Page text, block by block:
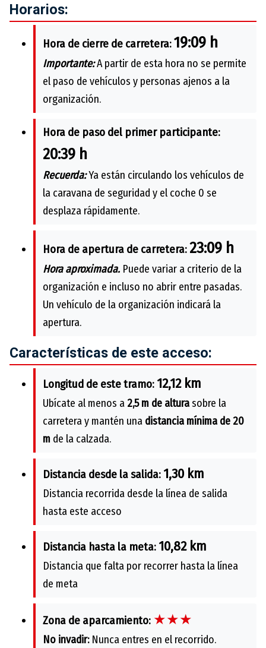
Horarios:
Hora de cierre de carretera:19:09 h
Importante:A partir de esta hora no se permite
el paso de vehículos y personas ajenos a la
organización.
Hora de paso del primer participante:
20:39 h
Recuerda:Ya están circulando los vehículos de
la caravana de seguridad y el coche 0 se
desplaza rápidamente.
Hora de apertura de carretera:23:09 h
Hora aproximada. Puede variar a criterio de la
organización e incluso no abrir entre pasadas.
Un vehículo de la organización indicará la
apertura.
Características de este acceso:
Longitud de este tramo: 12,12 km
Ubícate al menos a2,5 m de alturasobre la
carretera y mantén una distancia mínima de 20
m de la calzada.
Distancia desde la salida: 1,30 km
Distancia recorrida desde la línea de salida
hasta este acceso
Distancia hasta la meta: 10,82 km
Distancia que falta por recorrer hasta la línea
de meta
Zona de aparcamiento: ★★★
No invadir:Nunca entres en el recorrido.